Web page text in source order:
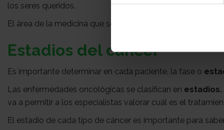
los seres queridos.
El área de la medicina que se ocupa de la atención a los
Estadios del cáncer
Es importante determinar en cada paciente, la fase o
Las enfermedades oncológicas se clasifican en estadios.
va a permitir a los especialistas valorar cuál es el
El estadio de cada tipo de cáncer es importante para